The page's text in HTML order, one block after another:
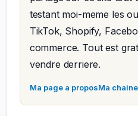
testant moi-meme les
TikTok, Shopify,
commerce. Tout est
vendre derriere.
Ma page a proposMa